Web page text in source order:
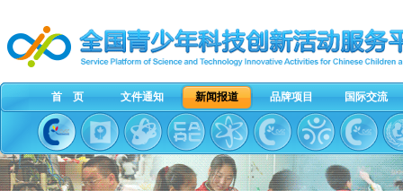
首 页 文件通知 新闻报道 品牌项目 国际交流